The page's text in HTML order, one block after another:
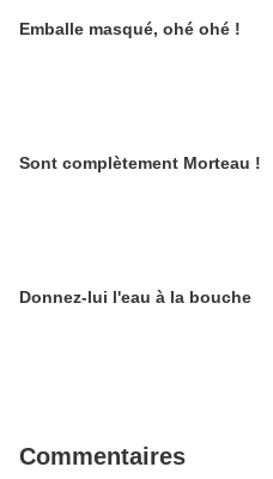
Emballe masqué, ohé ohé !
Sont complètement Morteau !
Donnez-lui l'eau à la bouche
Commentaires